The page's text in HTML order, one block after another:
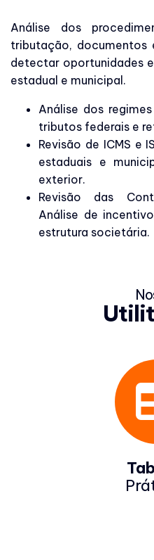
Análise dos
tributação, documentos
detectar oportunidades
estadual e municipal.
Análise dos
tributos federais e
Revisão de ICMS e
estaduais e
exterior.
Revisão das
Análise de
estrutura societária.